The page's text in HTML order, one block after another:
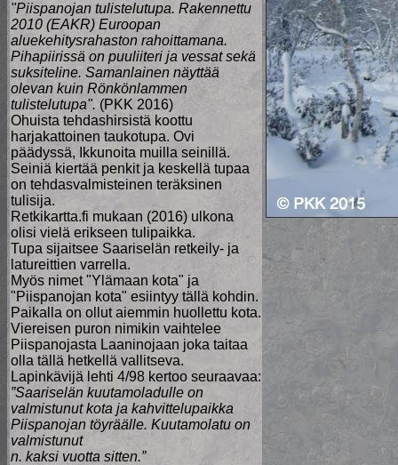
"Piispanojan tulistelutupa. Rakennettu
2010 (EAKR) Euroopan
aluekehitysrahaston rahoittamana.
Pihapiirissä on puuliiteri ja vessat sekä
suksiteline. Samanlainen näyttää
olevan kuin Rönkönlammen
tulistelutupa". (PKK 2016)
Ohuista tehdashirsistä koottu
harjakattoinen taukotupa. Ovi
päädyssä, Ikkunoita muilla seinillä.
Seiniä kiertää penkit ja keskellä tupaa
on tehdasvalmisteinen teräksinen
tulisija.
Retkikartta.fi mukaan (2016) ulkona
olisi vielä erikseen tulipaikka.
Tupa sijaitsee Saariselän retkeily- ja
latureittien varrella.
Myös nimet "Ylämaan kota" ja
"Piispanojan kota" esiintyy tällä kohdin.
Paikalla on ollut aiemmin huollettu kota.
Viereisen puron nimikin vaihtelee
Piispanojasta Laaninojaan joka taitaa
olla tällä hetkellä vallitseva.
Lapinkävijä lehti 4/98 kertoo seuraavaa:
”Saariselän kuutamoladulle on
valmistunut kota ja kahvittelupaikka
Piispanojan töyräälle. Kuutamolatu on
valmistunut
n. kaksi vuotta sitten.”